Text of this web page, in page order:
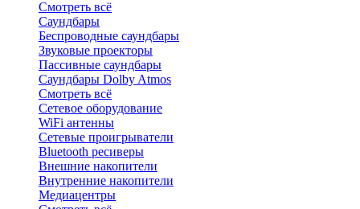
Смотреть всё
Саундбары
Беспроводные саундбары
Звуковые проекторы
Пассивные саундбары
Саундбары Dolby Atmos
Смотреть всё
Сетевое оборудование
WiFi антенны
Сетевые проигрыватели
Bluetooth ресиверы
Внешние накопители
Внутренние накопители
Медиацентры